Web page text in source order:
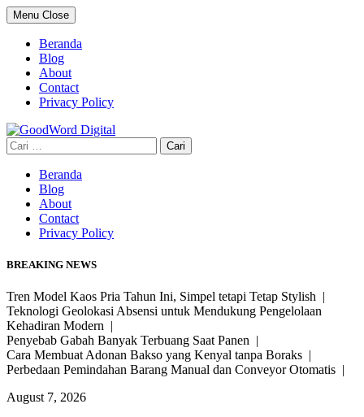
Skip
to
content
Menu Close
Beranda
Blog
About
Contact
Privacy Policy
Cari
untuk:
Beranda
Blog
About
Contact
Privacy Policy
BREAKING NEWS
Tren Model Kaos Pria Tahun Ini, Simpel tetapi Tetap Stylish |
Teknologi Geolokasi Absensi untuk Mendukung Pengelolaan
Kehadiran Modern |
Penyebab Gabah Banyak Terbuang Saat Panen |
Cara Membuat Adonan Bakso yang Kenyal tanpa Boraks |
Perbedaan Pemindahan Barang Manual dan Conveyor Otomatis |
August 7, 2026